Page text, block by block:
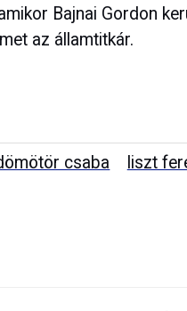
Bajnai Gordon
az államtitkár.
csaba liszt